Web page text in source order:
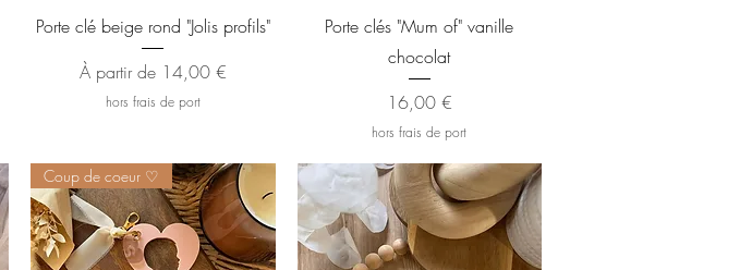
Aperçu rapide
Porte clé beige rond "Jolis profils"
À partir de 14,00 €
Prix promotionnel
hors frais de port
Aperçu rapide
Porte clés "Mum of" vanille
chocolat
Prix
16,00 €
hors frais de port
Coup de coeur ♡